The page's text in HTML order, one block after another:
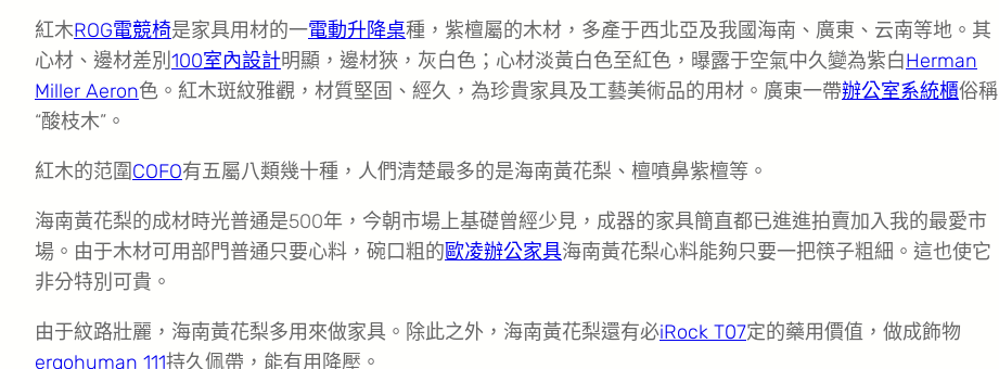
紅木ROG電競椅是家具用材的一電動升降桌種，紫檀屬的木材，多產于西北亞及我國海南、廣東、云南等地。其
心材、邊材差別 100室內設計明顯，邊材狹，灰白色；心材淡黃白色至紅色，曝露于空氣中久變為紫白Herman
Miller Aeron色。紅木斑紋雅觀，材質堅固、經久，為珍貴家具及工藝美術品的用材。廣東一帶辦公室系統櫃俗稱
“酸枝木”。
紅木的范圍COFO有五屬八類幾十種，人們清楚最多的是海南黃花梨、檀噴鼻紫檀等。
海南黃花梨的成材時光普通是500年，今朝市場上基礎曾經少見，成器的家具簡直都已進進拍賣加入我的最愛市
場。由于木材可用部門普通只要心料，碗口粗的歐凌辦公家具海南黃花梨心料能夠只要一把筷子粗細。這也使它
非分特別可貴。
由于紋路壯麗，海南黃花梨多用來做家具。除此之外，海南黃花梨還有必iRock T07定的藥用價值，做成飾物
ergohuman 111持久佩帶，能有用降壓。